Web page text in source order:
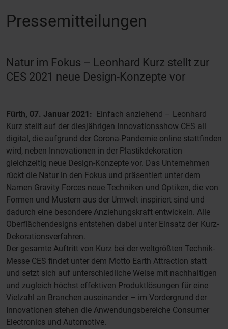
Pressemitteilungen
Natur im Fokus – Leonhard Kurz stellt zur
CES 2021 neue Design-Konzepte vor
Fürth, 07. Januar 2021:
Einfach anziehend – Leonhard
Kurz stellt auf der diesjährigen Innovationsshow CES all
digital, die aufgrund der Corona-Pandemie online stattfinden
wird, neben Innovationen in der Plastikdekoration
gleichzeitig neue Design-Konzepte vor. Das Unternehmen
rückt die Natur in den Fokus und präsentiert unter dem
Namen Gravity Forces neue Techniken und Optiken, die von
Formen und Mustern aus der Umwelt inspiriert sind und
dadurch eine besondere Anziehungskraft entwickeln. Alle
Oberflächendesigns entstehen dabei unter Einsatz der Kurz-
Dekorationsverfahren.
Der gesamte Auftritt von Kurz bei der weltgrößten Technik-
Messe CES findet unter dem Motto Earth Attraction statt
und setzt sich auf unterschiedliche Weise mit nachhaltigen
und zugleich höchst effektiven Produktlösungen für eine
Vielzahl an Branchen auseinander – im Vordergrund der
Innovationen stehen die Anwendungsbereiche Consumer
Electronics und Automotive.